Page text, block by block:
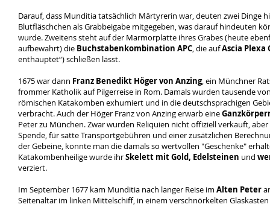
Darauf, dass Munditia tatsächlich Märtyrerin war, deuten zwei Dinge
Blutfläschchen als Grabbeigabe mitgegeben, was darauf hindeuten
wurde. Zweitens steht auf der Marmorplatte ihres Grabes (heute
aufbewahrt) die Buchstabenkombination APC, die aufAscia Plexa
enthauptet“) schließen lässt.
1675 war dann Franz Benedikt Höger von Anzing, ein Münchner
frommer Katholik auf Pilgerreise in Rom. Damals wurden tausende
römischen Katakomben exhumiert und in die deutschsprachigen
verbracht. Auch der Höger Franz von Anzing erwarb eine
Peter zu München. Zwar wurden Reliquien nicht offiziell verkauft,
Spende, für satte Transportgebühren und einer zusätzlichen
der Gebeine, konnte man die damals so wertvollen "Geschenke"
Katakombenheilige wurde ihrSkelett mit Gold, Edelsteinen und
verziert.
Im September 1677 kam Munditia nach langer Reise im Alten Peter
Seitenaltar im linken Mittelschiff, in einem verschnörkelten